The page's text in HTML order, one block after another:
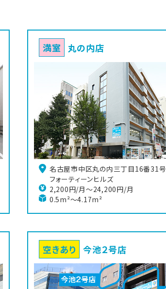
満室 丸の内店
名古屋市中区丸の内三丁目16番31号
フォーティーンヒルズ
2,200円/月〜24,200円/月
0.5m²～4.17m²
空きあり 今池２号店